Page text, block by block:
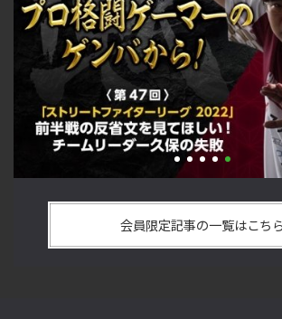
ほしい！ チームリーダー久保の失敗【スト
闘ゲーマーのゲンバから！ 第47回】
会員限定記事の一覧はこちら